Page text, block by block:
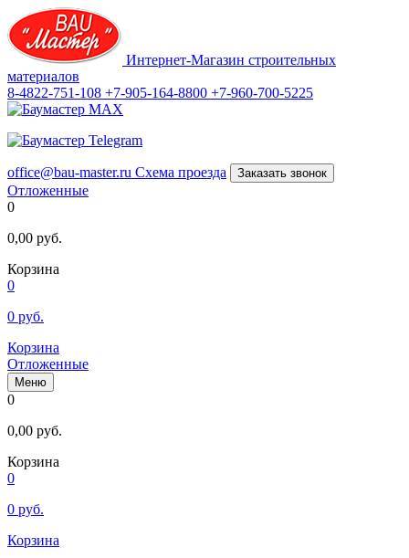
Интернет-Магазин строительных
материалов
8-4822-751-108 +7-905-164-8800 +7-960-700-5225
office@bau-master.ru Схема проезда Заказать звонок
Отложенные
0
0,00 руб.
Корзина
0
0 руб.
Корзина
Отложенные
Меню
0
0,00 руб.
Корзина
0
0 руб.
Корзина